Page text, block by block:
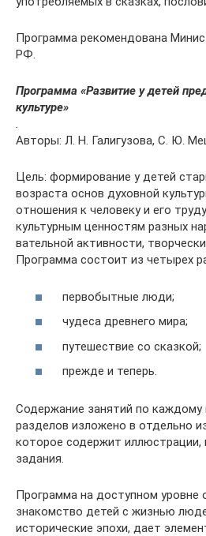
Программа рекомендована
РФ.
Программа «Развитие у детей
культуре»
.
Авторы: Л. Н. Галигузова, С. Ю.
Цель: формирование у детей
возраста ос­нов духовной
отношения к человеку и его
культурным ценностям разных
вательной активности,
Программа состоит из четырех
первобытные люди;
чудеса древнего мира;
путешествие со сказкой;
прежде и теперь.
Содержание занятий по каждому
разделов из­ложено в отдельно
которое содержит иллюстрации,
задания.
Программа на доступном уровне
знакомство детей с жизнью
исторические эпохи, дает